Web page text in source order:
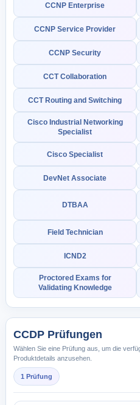
CCNP Enterprise
CCNP Service Provider
CCNP Security
CCT Collaboration
CCT Routing and Switching
Cisco Industrial Networking
Specialist
Cisco Specialist
DevNet Associate
DTBAA
Field Technician
ICND2
Proctored Exams for
Validating Knowledge
CCDP Prüfungen
Wählen Sie eine Prüfung aus, um die
Produktdetails anzusehen.
1 Prüfung